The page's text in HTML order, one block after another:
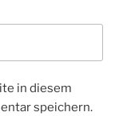
in diesem
speichern.